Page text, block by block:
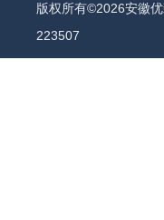
版权所有©2026安徽
223507